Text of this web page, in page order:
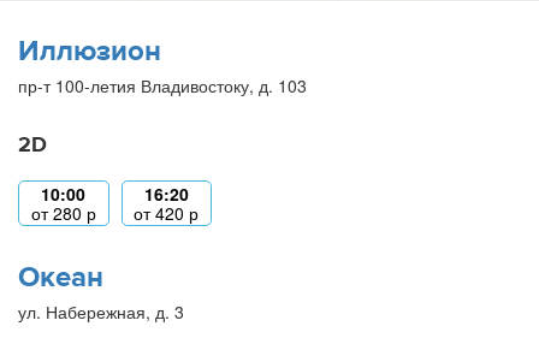
Иллюзион
пр-т 100-летия Владивостоку, д. 103
2D
10:00
от280 р
16:20
от420 р
Океан
ул. Набережная, д. 3